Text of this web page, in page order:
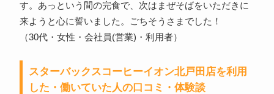
す。あっという間の完食で、次はまぜそばをいただきに
来ようと心に誓いました。ごちそうさまでした！
（30代・女性・会社員(営業)・利用者）
スターバックスコーヒーイオン北戸田店を利用
した・働いていた人の口コミ・体験談